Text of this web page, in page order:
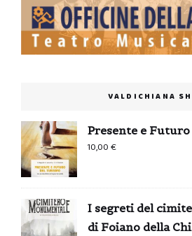
VALDICHIANA
Presente e
10,00€
I segreti del
di Foiano della